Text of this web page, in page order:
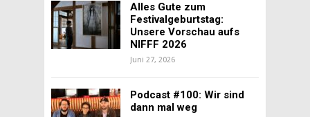
Alles Gute zum
Festivalgeburtstag:
Unsere Vorschau aufs
NIFFF 2026
Juni 27, 2026
Podcast #100: Wir sind
dann mal weg